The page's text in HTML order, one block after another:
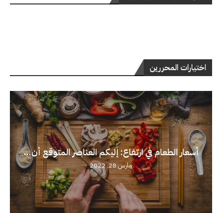
اختيارات المحررين
أسعار الطعام في ارتفاع: إليكم العناصر المتوقع أن...
مارس 28, 2022